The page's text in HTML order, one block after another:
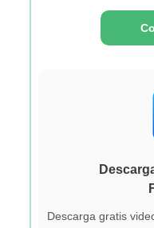
Descarga gratis